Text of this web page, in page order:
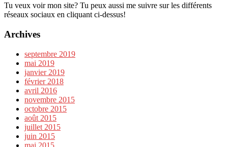
Tu veux voir mon site? Tu peux aussi me suivre sur les différents
réseaux sociaux en cliquant ci-dessus!
Archives
septembre 2019
mai 2019
janvier 2019
février 2018
avril 2016
novembre 2015
octobre 2015
août 2015
juillet 2015
juin 2015
mai 2015